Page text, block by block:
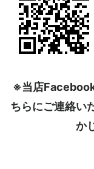
※当店
ちらにご連絡い
か